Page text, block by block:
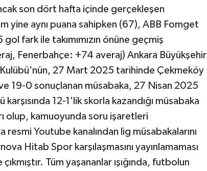
son dört hafta içinde gerçekleşen
yine aynı puana sahipken (67), ABB Fomget
fark ile takımımızın önüne geçmiş
Fenerbahçe: +74 averaj) Ankara Büyükşehir
27 Mart 2025 tarihinde Çekmeköy
19-0 sonuçlanan müsabaka, 27 Nisan 2025
12-1'lik skorla kazandığı müsabaka
olup, kamuoyunda soru işaretleri
Youtube kanalından lig müsabakalarını
Hitab Spor karşılaşmasını yayınlamaması
Tüm yaşananlar ışığında, futbolun